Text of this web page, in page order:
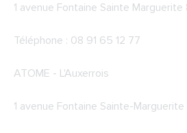
1 avenue Fontaine Sainte
Téléphone : 08 91 65 12 77
ATOME - L'Auxerrois
1 avenue Fontaine Sainte-